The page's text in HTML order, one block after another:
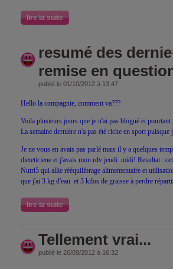
lire la suite
resumé des
remise en
publié le 01/10/2012 à 13:47
Hello la compagnie, comment va???
Voila plusieurs jours que je n'ai pas blogué et
La semaine dernière n'a pas été riche en sport
Je ne vous en avais pas parlé mais il y a quelques
dieteticiene et j'avais mon rdv jeudi midi! Resultat :
Nutri5 qui allie rééquilibrage alimementaire et
que j'ai 3 kg d'eau et 3 kilos de graisse à perdre
lire la suite
Tellement vrai...
publié le 26/09/2012 à 16:32